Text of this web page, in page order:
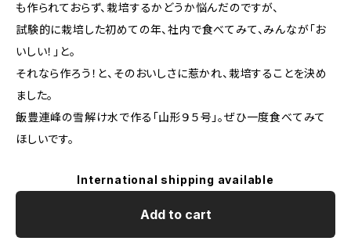
も作られておらず、栽培するかどうか悩んだのですが、
試験的に栽培した初めての年、社内で食べてみて、みんなが「お
いしい！」と。
それなら作ろう！と、そのおいしさに惹かれ、栽培することを決め
ました。
飯豊連峰の雪解け水で作る「山形９５号」。ぜひ一度食べてみて
ほしいです。
International shipping available
Add to cart